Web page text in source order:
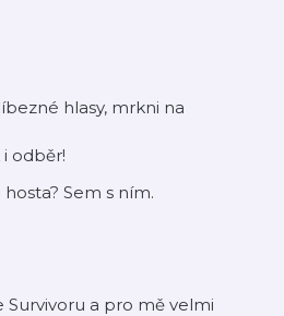
hlasy, mrkni na
odběr!
Sem s ním.
Survivoru a pro mě velmi